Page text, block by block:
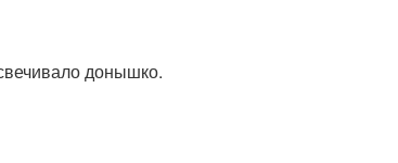
донышко.